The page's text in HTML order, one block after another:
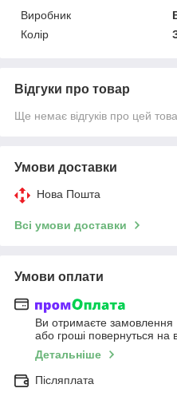
Виробник
Колір
Відгуки про товар
Ще немає відгуків про цей
Умови доставки
Нова Пошта
Всі умови доставки
Умови оплати
Ви отримаєте замовлення
або гроші повернуться на
Детальніше
Післяплата